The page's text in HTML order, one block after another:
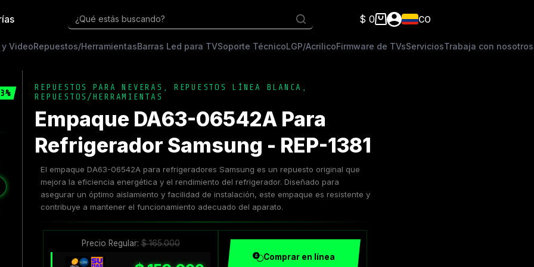
¿Qué estás buscando?
Carro
compra
$ 0 CO
VideoRepuestos/HerramientasBarras Led para TVSoporte TécnicoLGP/AcrilicoFirmware de TVsServiciosTrabaja con nosotros
3%
REPUESTOS PARA NEVERAS REPUESTOS LÍNEA BLANCA
REPUESTOS/HERRAMIENTAS
Empaque DA63-06542A Para
Refrigerador Samsung - REP-1381
El empaque DA63-06542A para refrigeradores Samsung es un repuesto original que
mejora la eficiencia energética y el rendimiento del refrigerador. Diseñado para
asegurar un óptimo aislamiento y facilidad de instalación, este empaque es resistente y
contribuye a mantener el funcionamiento adecuado del aparato.
Precio Regular:$165.000
Comprar en línea